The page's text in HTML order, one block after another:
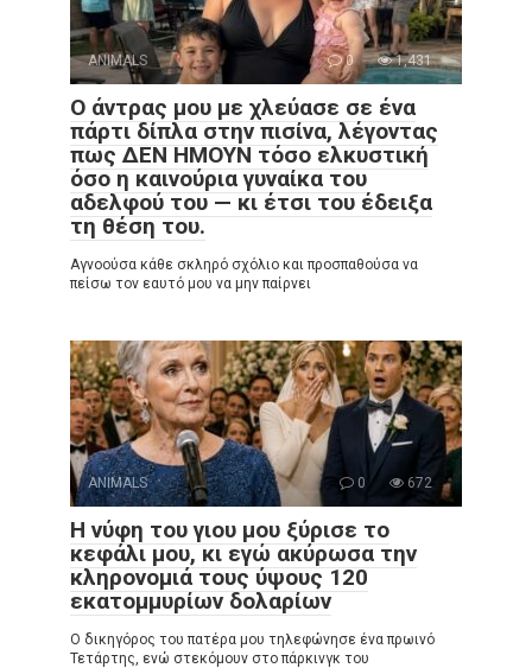
ANIMALS 0 1,431
Ο άντρας μου με χλεύασε σε ένα
πάρτι δίπλα στην πισίνα, λέγοντας
πως ΔΕΝ ΗΜΟΥΝ τόσο ελκυστική
όσο η καινούρια γυναίκα του
αδελφού του — κι έτσι του έδειξα
τη θέση του.
Αγνοούσα κάθε σκληρό σχόλιο και προσπαθούσα να
πείσω τον εαυτό μου να μην παίρνει
ANIMALS 0 672
Η νύφη του γιου μου ξύρισε το
κεφάλι μου, κι εγώ ακύρωσα την
κληρονομιά τους ύψους 120
εκατομμυρίων δολαρίων
Ο δικηγόρος του πατέρα μου τηλεφώνησε ένα πρωινό
Τετάρτης, ενώ στεκόμουν στο πάρκινγκ του